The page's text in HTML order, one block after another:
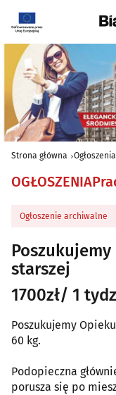
Strona główna Ogłoszenia
OGŁOSZENIA
Ogłoszenie archiwalne
starszej
1700zł/ 1
Poszukujemy
60 kg.
Podopieczna
porusza się po